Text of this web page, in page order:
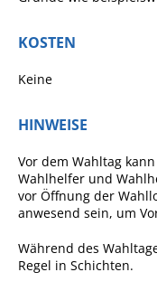
KOSTEN
Keine
HINWEISE
Vor dem Wahltag
Wahlhelfer und
vor Öffnung der
anwesend sein, um
Während des
Regel in Schichten.